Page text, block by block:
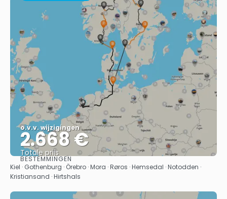
o.v.v. wijzigingen
2.668 €
Totale prijs
Bekijk
BESTEMMINGEN
Kiel · Gothenburg · Örebro · Mora · Røros · Hemsedal · Notodden ·
Kristiansand · Hirtshals